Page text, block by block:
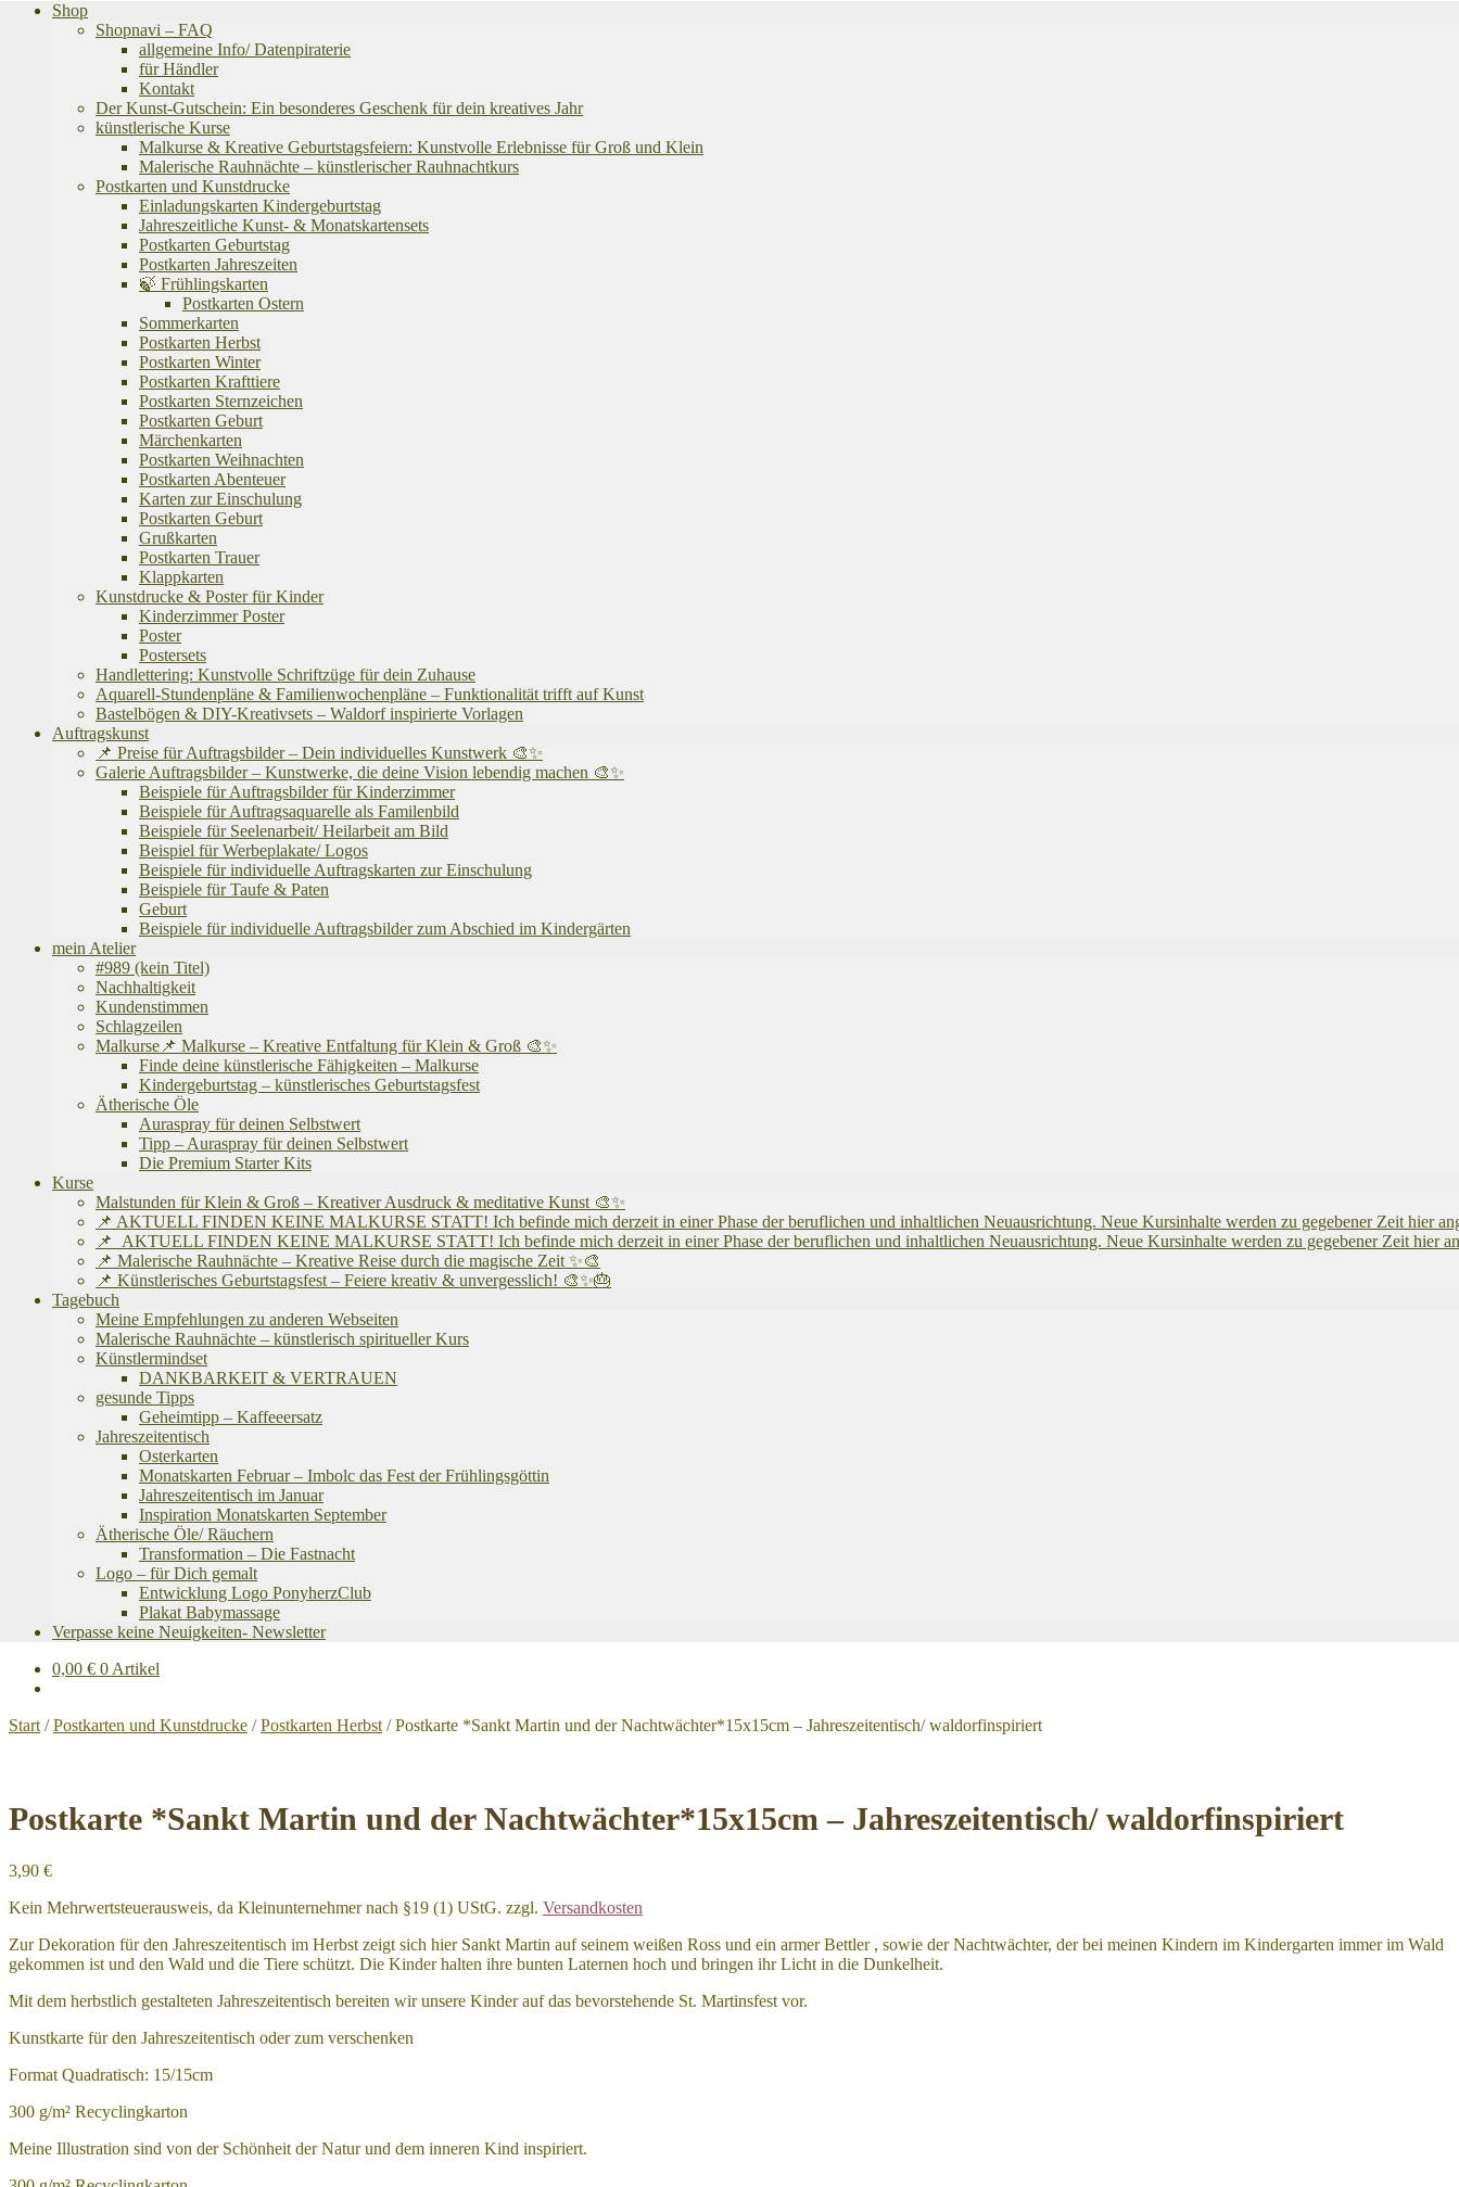
Shop
Shopnavi – FAQ
allgemeine Info/ Datenpiraterie
für Händler
Kontakt
Der Kunst-Gutschein: Ein besonderes Geschenk für dein kreatives Jahr
künstlerische Kurse
Malkurse & Kreative Geburtstagsfeiern: Kunstvolle Erlebnisse für Groß und Klein
Malerische Rauhnächte – künstlerischer Rauhnachtkurs
Postkarten und Kunstdrucke
Einladungskarten Kindergeburtstag
Jahreszeitliche Kunst- & Monatskartensets
Postkarten Geburtstag
Postkarten Jahreszeiten
🍃 Frühlingskarten
Postkarten Ostern
Sommerkarten
Postkarten Herbst
Postkarten Winter
Postkarten Krafttiere
Postkarten Sternzeichen
Postkarten Geburt
Märchenkarten
Postkarten Weihnachten
Postkarten Abenteuer
Karten zur Einschulung
Postkarten Geburt
Grußkarten
Postkarten Trauer
Klappkarten
Kunstdrucke & Poster für Kinder
Kinderzimmer Poster
Poster
Postersets
Handlettering: Kunstvolle Schriftzüge für dein Zuhause
Aquarell-Stundenpläne & Familienwochenpläne – Funktionalität trifft auf Kunst
Bastelbögen & DIY-Kreativsets – Waldorf inspirierte Vorlagen
Auftragskunst
📌 Preise für Auftragsbilder – Dein individuelles Kunstwerk 🎨✨
Galerie Auftragsbilder – Kunstwerke, die deine Vision lebendig machen 🎨✨
Beispiele für Auftragsbilder für Kinderzimmer
Beispiele für Auftragsaquarelle als Familenbild
Beispiele für Seelenarbeit/ Heilarbeit am Bild
Beispiel für Werbeplakate/ Logos
Beispiele für individuelle Auftragskarten zur Einschulung
Beispiele für Taufe & Paten
Geburt
Beispiele für individuelle Auftragsbilder zum Abschied im Kindergärten
mein Atelier
#989 (kein Titel)
Nachhaltigkeit
Kundenstimmen
Schlagzeilen
Malkurse📌 Malkurse – Kreative Entfaltung für Klein & Groß 🎨✨
Finde deine künstlerische Fähigkeiten – Malkurse
Kindergeburtstag – künstlerisches Geburtstagsfest
Ätherische Öle
Auraspray für deinen Selbstwert
Tipp – Auraspray für deinen Selbstwert
Die Premium Starter Kits
Kurse
Malstunden für Klein & Groß – Kreativer Ausdruck & meditative Kunst 🎨✨
📌 AKTUELL FINDEN KEINE MALKURSE STATT! Ich befinde mich derzeit in einer Phase der beruflichen und inhaltlichen Neuausrichtung. Neue Kursinhalte werden zu gegebener Zeit hier
📌 AKTUELL FINDEN KEINE MALKURSE STATT! Ich befinde mich derzeit in einer Phase der beruflichen und inhaltlichen Neuausrichtung. Neue Kursinhalte werden zu gegebener Zeit hier
📌 Malerische Rauhnächte – Kreative Reise durch die magische Zeit ✨🎨
📌 Künstlerisches Geburtstagsfest – Feiere kreativ & unvergesslich! 🎨✨🎂
Tagebuch
Meine Empfehlungen zu anderen Webseiten
Malerische Rauhnächte – künstlerisch spiritueller Kurs
Künstlermindset
DANKBARKEIT & VERTRAUEN
gesunde Tipps
Geheimtipp – Kaffeeersatz
Jahreszeitentisch
Osterkarten
Monatskarten Februar – Imbolc das Fest der Frühlingsgöttin
Jahreszeitentisch im Januar
Inspiration Monatskarten September
Ätherische Öle/ Räuchern
Transformation – Die Fastnacht
Logo – für Dich gemalt
Entwicklung Logo PonyherzClub
Plakat Babymassage
Verpasse keine Neuigkeiten- Newsletter
0,00 € 0 Artikel
Start /Postkarten und Kunstdrucke /Postkarten Herbst /Postkarte *Sankt Martin und der Nachtwächter*15x15cm – Jahreszeitentisch/ waldorfinspiriert
Postkarte *Sankt Martin und der Nachtwächter*15x15cm – Jahreszeitentisch/ waldorfinspiriert
3,90 €
Kein Mehrwertsteuerausweis, da Kleinunternehmer nach §19 (1) UStG. zzgl. Versandkosten
Zur Dekoration für den Jahreszeitentisch im Herbst zeigt sich hier Sankt Martin auf seinem weißen Ross und ein armer Bettler , sowie der Nachtwächter, der bei meinen Kindern im Kindergarten immer im Wald
gekommen ist und den Wald und die Tiere schützt. Die Kinder halten ihre bunten Laternen hoch und bringen ihr Licht in die Dunkelheit.
Mit dem herbstlich gestalteten Jahreszeitentisch bereiten wir unsere Kinder auf das bevorstehende St. Martinsfest vor.
Kunstkarte für den Jahreszeitentisch oder zum verschenken
Format Quadratisch: 15/15cm
300 g/m² Recyclingkarton
Meine Illustration sind von der Schönheit der Natur und dem inneren Kind inspiriert.